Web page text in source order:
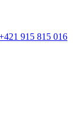
915 815 016